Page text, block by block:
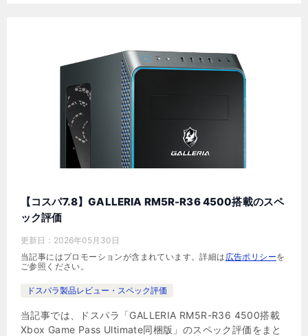
【コスパ7.8】GALLERIA RM5R-R36 4500搭載のスペ
ック評価
更新日： 2026年05月30日
当記事にはプロモーションが含まれています。詳細は 広告ポリシーを
ご参照ください。
ドスパラ製品レビュー・スペック評価
当記事では、ドスパラ「GALLERIA RM5R-R36 4500搭載
Xbox Game Pass Ultimate同梱版」のスペック評価をまと